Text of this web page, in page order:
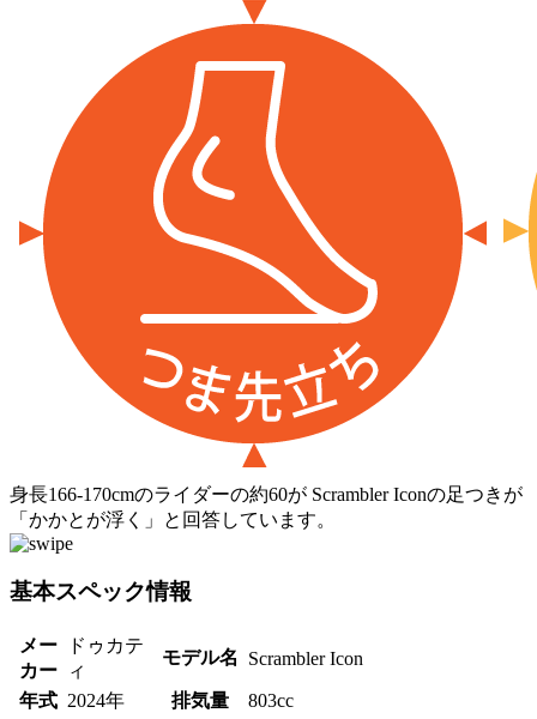
身長166-170cmのライダーの約60が Scrambler Iconの足つきが
「かかとが浮く」と回答しています。
基本スペック情報
メー
カー
ドゥカテ
ィ
モデル名 Scrambler Icon
年式 2024年 排気量 803cc